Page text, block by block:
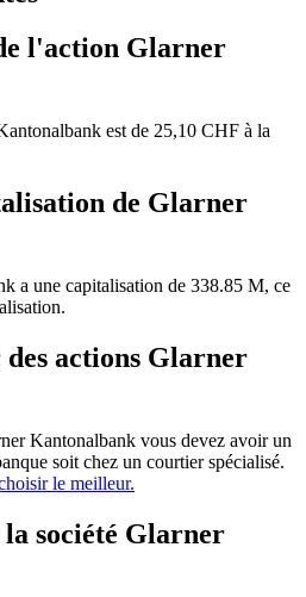
l'action Glarner
est de 25,10 CHF à la
de Glarner
a une capitalisation de 338.85 M, ce
actions Glarner
Kantonalbank vous devez avoir un
soit chez un courtier spécialisé.
le meilleur.
société Glarner